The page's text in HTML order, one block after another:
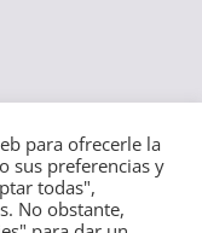
·Sitemap XML
para ofrecerle la
sus preferencias y
todas",
No obstante,